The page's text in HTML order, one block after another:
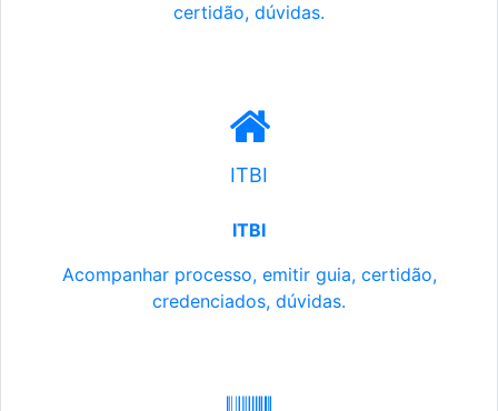
certidão, dúvidas.
ITBI
ITBI
Acompanhar processo, emitir guia, certidão,
credenciados, dúvidas.